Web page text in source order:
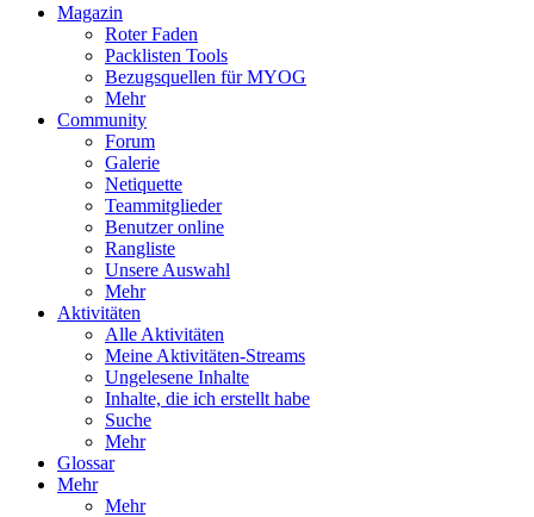
Magazin
Roter Faden
Packlisten Tools
Bezugsquellen für MYOG
Mehr
Community
Forum
Galerie
Netiquette
Teammitglieder
Benutzer online
Rangliste
Unsere Auswahl
Mehr
Aktivitäten
Alle Aktivitäten
Meine Aktivitäten-Streams
Ungelesene Inhalte
Inhalte, die ich erstellt habe
Suche
Mehr
Glossar
Mehr
Mehr